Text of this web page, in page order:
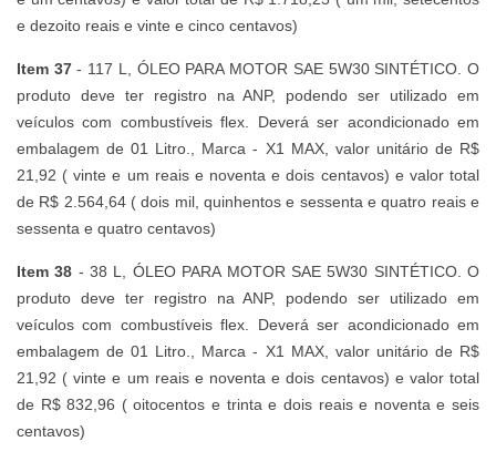
e dezoito reais e vinte e cinco centavos)
Item 37- 117 L, ÓLEO PARA MOTOR SAE 5W30 SINTÉTICO. O
produto deve ter registro na ANP, podendo ser utilizado em
veículos com combustíveis flex. Deverá ser acondicionado em
embalagem de 01 Litro., Marca - X1 MAX, valor unitário de R$
21,92 ( vinte e um reais e noventa e dois centavos) e valor total
de R$ 2.564,64 ( dois mil, quinhentos e sessenta e quatro reais e
sessenta e quatro centavos)
Item 38 - 38 L, ÓLEO PARA MOTOR SAE 5W30 SINTÉTICO. O
produto deve ter registro na ANP, podendo ser utilizado em
veículos com combustíveis flex. Deverá ser acondicionado em
embalagem de 01 Litro., Marca - X1 MAX, valor unitário de R$
21,92 ( vinte e um reais e noventa e dois centavos) e valor total
de R$ 832,96 ( oitocentos e trinta e dois reais e noventa e seis
centavos)